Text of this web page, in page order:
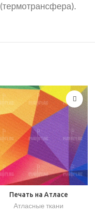
Печать на Атласе
Атласные ткани